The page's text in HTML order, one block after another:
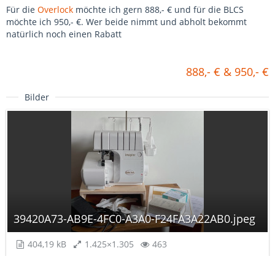
Für die Overlock möchte ich gern 888,- € und für die BLCS
möchte ich 950,- €. Wer beide nimmt und abholt bekommt
natürlich noch einen Rabatt
888,- € & 950,- €
Bilder
39420A73-AB9E-4FC0-A3A0-F24FA3A22AB0.jpeg
404,19 kB 1.425×1.305 463